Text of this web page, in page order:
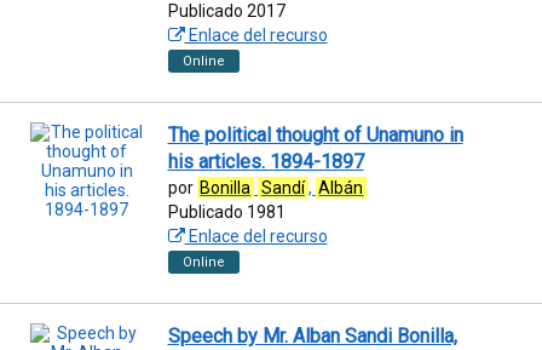
Publicado 2017
Enlace del recurso
Online
The political thought of Unamuno in
his articles. 1894-1897
por Bonilla Sandí, Albán
Publicado 1981
Enlace del recurso
Online
Speech by Mr. Alban Sandi Bonilla,